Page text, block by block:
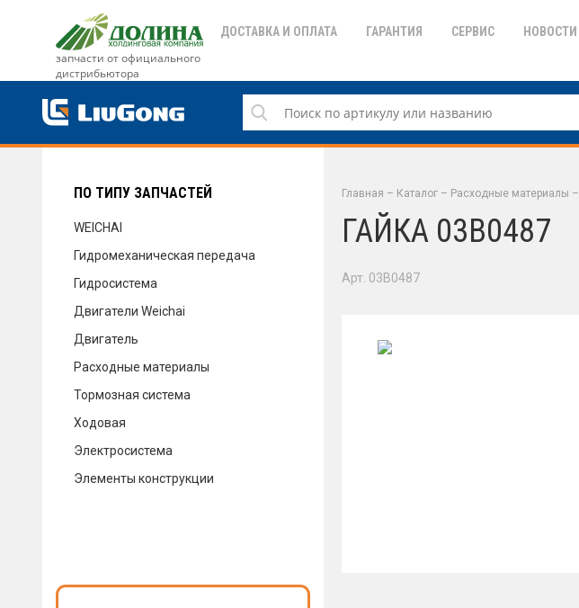
запчасти от официального
дистрибьютора
ДОСТАВКА И ОПЛАТА ГАРАНТИЯ СЕРВИС НОВОСТИ
ДОСТАВКА И ОПЛАТА
СЕРВИС
ЗАКАЗАТЬ ЗВОНОК
ПО ТИПУ ЗАПЧАСТЕЙ
WEICHAI
Гидромеханическая передача
Гидросистема
Двигатели Weichai
Двигатель
Расходные материалы
Тормозная система
Ходовая
Электросистема
Элементы конструкции
Главная – Каталог – Расходные материалы –
ГАЙКА 03В0487
Арт. 03B0487